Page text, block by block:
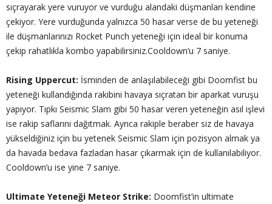
sıçrayarak yere vuruyor ve vurduğu alandaki düşmanları kendine
çekiyor. Yere vurduğunda yalnızca 50 hasar verse de bu yeteneği
ile düşmanlarınızı Rocket Punch yeteneği için ideal bir konuma
çekip rahatlıkla kombo yapabilirsiniz.Cooldown’u 7 saniye.
Rising Uppercut: İsminden de anlaşılabileceği gibi Doomfist bu
yeteneği kullandığında rakibini havaya sıçratan bir aparkat vuruşu
yapıyor. Tıpkı Seismic Slam gibi 50 hasar veren yeteneğin asıl işlevi
ise rakip saflarını dağıtmak. Ayrıca rakiple beraber siz de havaya
yükseldiğiniz için bu yetenek Seismic Slam için pozisyon almak ya
da havada bedava fazladan hasar çıkarmak için de kullanılabiliyor.
Cooldown’u ise yine 7 saniye.
Ultimate Yeteneği Meteor Strike: Doomfist’in ultimate